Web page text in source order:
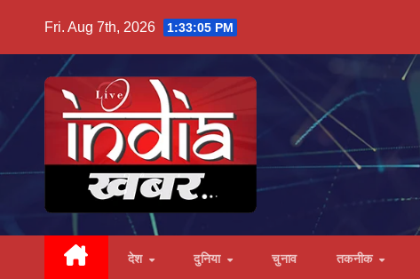
Fri. Aug 7th, 2026 1:33:06 PM
देश दुनिया चुनाव तकनीक